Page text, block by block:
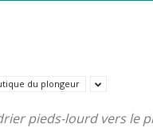
du plongeur
pieds-lourd vers le